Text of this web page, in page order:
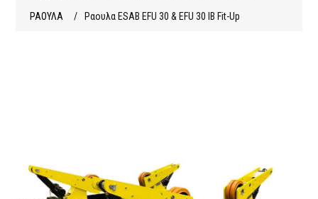
ΡΑΟΥΛΑ
/ Ραουλα ESAB EFU 30 & EFU 30 IB Fit-Up